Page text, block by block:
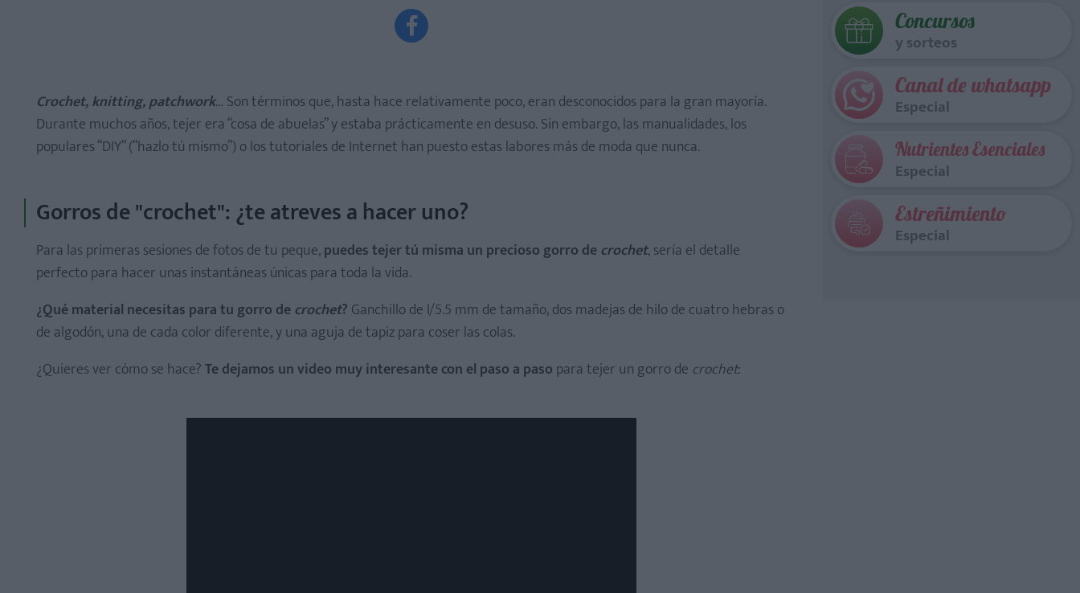

Crochet, knitting, patchwork… Son términos que, hasta hace relativamente poco, eran desconocidos para la gran mayoría.
Durante muchos años, tejer era “cosa de abuelas” y estaba prácticamente en desuso. Sin embargo, las manualidades, los
populares “DIY” (“hazlo tú mismo”) o los tutoriales de Internet han puesto estas labores más de moda que nunca.
Gorros de "crochet": ¿te atreves a hacer uno?
Para las primeras sesiones de fotos de tu peque,puedes tejer tú misma un precioso gorro de crochet, sería el detalle
perfecto para hacer unas instantáneas únicas para toda la vida.
¿Qué material necesitas para tu gorro de crochet? Ganchillo de l/5.5 mm de tamaño, dos madejas de hilo de cuatro hebras o
de algodón, una de cada color diferente, y una aguja de tapiz para coser las colas.
¿Quieres ver cómo se hace?Te dejamos un video muy interesante con el paso a paso para tejer un gorro de crochet:
Concursos
y sorteos
Canal de whatsapp
Especial
Nutrientes Esenciales
Especial
Estreñimiento
Especial